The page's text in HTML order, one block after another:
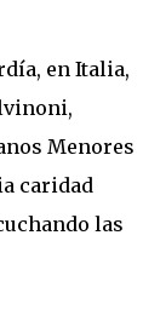
en Italia,
Menores
caridad
las